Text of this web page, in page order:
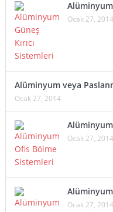
Alüminyum
Ocak 27, 2014
Alüminyum veya
Ocak 27, 2014
Ocak 27, 2014
Ocak 27, 2014